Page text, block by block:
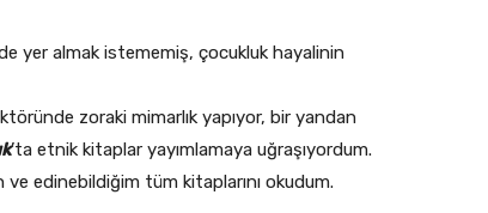
yer almak istememiş, çocukluk hayalinin
zoraki mimarlık yapıyor, bir yandan
’ta etnik kitaplar yayımlamaya uğraşıyordum.
edinebildiğim tüm kitaplarını okudum.